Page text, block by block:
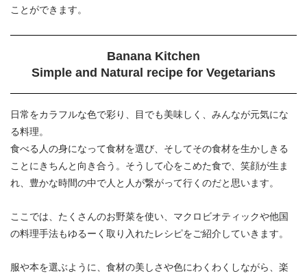
ことができます。
Banana Kitchen
Simple and Natural recipe for Vegetarians
日常をカラフルな色で彩り、目でも美味しく、みんなが元気にな
る料理。
食べる人の身になって食材を選び、そしてその食材を生かしきる
ことにきちんと向き合う。そうして心をこめた食で、笑顔が生ま
れ、豊かな時間の中で人と人が繋がって行くのだと思います。
ここでは、たくさんのお野菜を使い、マクロビオティックや他国
の料理手法もゆるーく取り入れたレシピをご紹介していきます。
服や本を選ぶように、食材の美しさや色にわくわくしながら、楽